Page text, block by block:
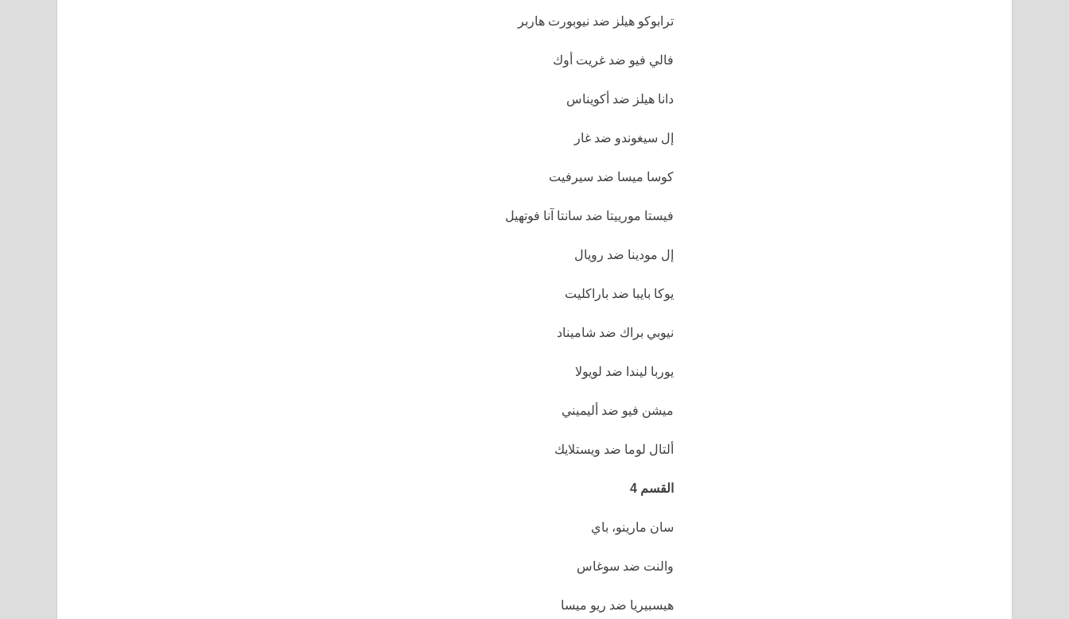
ترابوكو هيلز ضد نيوبورت هاربر
فالي فيو ضد غريت أوك
دانا هيلز ضد أكويناس
إل سيغوندو ضد غار
كوسا ميسا ضد سيرفيت
فيستا مورييتا ضد سانتا آنا فوتهيل
إل مودينا ضد رويال
يوكا بايبا ضد باراكليت
نيوبي براك ضد شاميناد
يوربا ليندا ضد لويولا
ميشن فيو ضد أليميني
ألتال لوما ضد ويستلايك
القسم 4
سان مارينو، باي
والنت ضد سوغاس
هيسبيريا ضد ريو ميسا